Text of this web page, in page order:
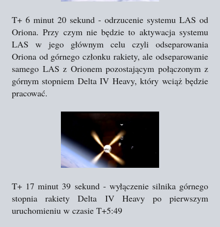
T+ 6 minut 20 sekund - odrzucenie systemu LAS od
Oriona. Przy czym nie będzie to aktywacja systemu
LAS w jego głównym celu czyli odseparowania
Oriona od górnego członku rakiety, ale odseparowanie
samego LAS z Orionem pozostającym połączonym z
górnym stopniem Delta IV Heavy, który wciąż będzie
pracować.
T+ 17 minut 39 sekund - wyłączenie silnika górnego
stopnia rakiety Delta IV Heavy po pierwszym
uruchomieniu w czasie T+5:49